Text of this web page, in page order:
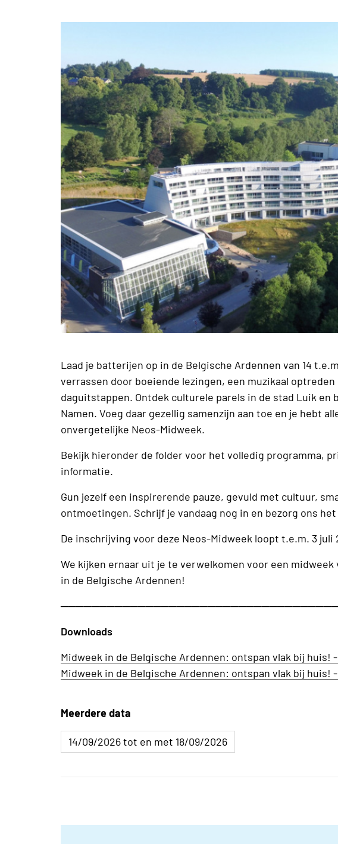
Laad je batterijen op in de Belgische Ardennen van 14
verrassen door boeiende lezingen, een muzikaal
daguitstappen. Ontdek culturele parels in de stad Luik en
Namen. Voeg daar gezellig samenzijn aan toe en je hebt
onvergetelijke Neos-Midweek.
Bekijk hieronder de folder voor het volledig programma,
informatie.
Gun jezelf een inspirerende pauze, gevuld met cultuur,
ontmoetingen. Schrijf je vandaag nog in en bezorg ons
De inschrijving voor deze Neos-Midweek loopt t.e.m. 3 juli
We kijken ernaar uit je te verwelkomen voor een
in de Belgische Ardennen!
Downloads
Midweek in de Belgische Ardennen: ontspan vlak bij huis!
Midweek in de Belgische Ardennen: ontspan vlak bij
Meerdere data
14/09/2026 tot en met 18/09/2026